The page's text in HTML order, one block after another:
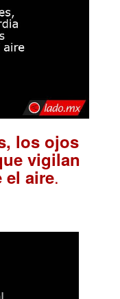
los ojos
vigilan
el aire.